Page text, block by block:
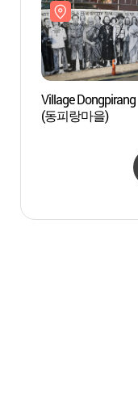
Village Dongpirang
(동피랑마을)